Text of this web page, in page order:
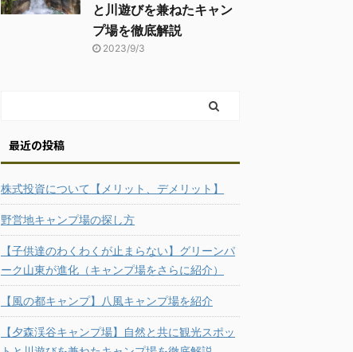
と川遊びを兼ねたキャン
プ場を徹底解説
2023/9/3
最近の投稿
株式投資について【メリット、デメリット】
野営地キャンプ場の探し方
【子供達のわくわくが止まらない】グリーンパ
ーク山東が進化（キャンプ場をさらに紹介）
【風の都キャンプ】八風キャンプ場を紹介
【夕森渓谷キャンプ場】自然と共に観光スポッ